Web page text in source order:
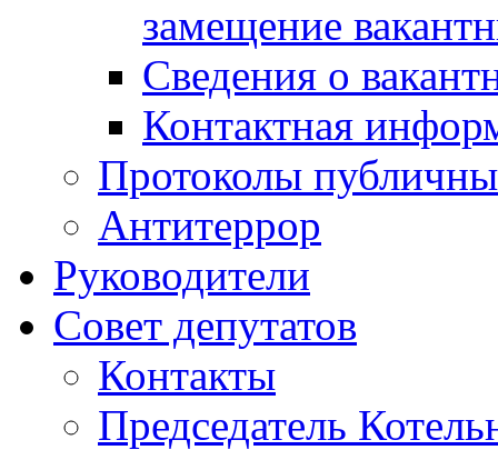
замещение
Сведения о
Контактная
Протоколы
Антитеррор
Руководители
Совет депутатов
Контакты
Председатель